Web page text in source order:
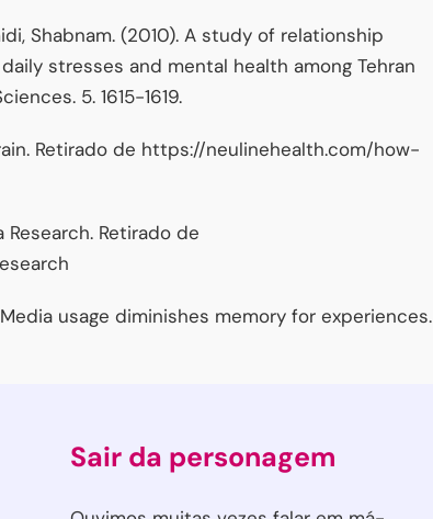
Shabnam. (2010). A study of relationship
stresses and mental health among Tehran
5. 1615-1619.
Retirado de https://neulinehealth.com/how-
Retirado de
Media usage diminishes memory for experiences.
Sair da personagem